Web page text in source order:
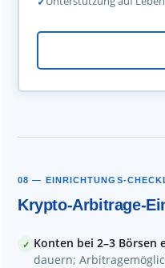
08 — EINRICHTUNGS-
Krypto-Arbitrage-
✓ Konten bei 2–3 Börsen
dauern;